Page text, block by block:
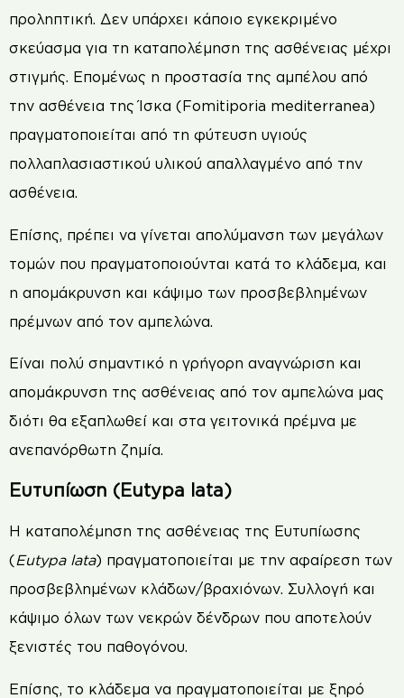
προληπτική. Δεν υπάρχει κάποιο εγκεκριμένο
σκεύασμα για τη καταπολέμηση της ασθένειας μέχρι
στιγμής. Επομένως η προστασία της αμπέλου από
την ασθένεια της Ίσκα (Fomitiporia mediterranea)
πραγματοποιείται από τη φύτευση υγιούς
πολλαπλασιαστικού υλικού απαλλαγμένο από την
ασθένεια.
Επίσης, πρέπει να γίνεται απολύμανση των μεγάλων
τομών που πραγματοποιούνται κατά το κλάδεμα, και
η απομάκρυνση και κάψιμο των προσβεβλημένων
πρέμνων από τον αμπελώνα.
Είναι πολύ σημαντικό η γρήγορη αναγνώριση και
απομάκρυνση της ασθένειας από τον αμπελώνα μας
διότι θα εξαπλωθεί και στα γειτονικά πρέμνα με
ανεπανόρθωτη ζημία.
Ευτυπίωση (Eutypa lata)
Η καταπολέμηση της ασθένειας της Ευτυπίωσης
(Eutypa lata) πραγματοποιείται με την αφαίρεση των
προσβεβλημένων κλάδων/βραχιόνων. Συλλογή και
κάψιμο όλων των νεκρών δένδρων που αποτελούν
ξενιστές του παθογόνου.
Επίσης, το κλάδεμα να πραγματοποιείται με ξηρό